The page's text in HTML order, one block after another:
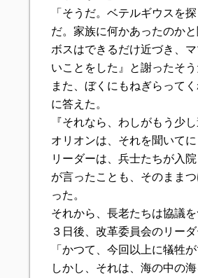
「そうだ。ベテルギウスを
だ。家族に何かあったのか
ボスはできるだけ近づき、
いことをした』と謝ったそう
また、ぼくにもねぎらって
に答えた。
『それなら、わしがもう少
オリオンは、それを聞いて
リーダーは、兵士たちが入
が言ったことも、そのまま
った。
それから、長老たちは協議を
３日後、改革委員会のリー
「かつて、今回以上に犠牲
しかし、それは、海の中の